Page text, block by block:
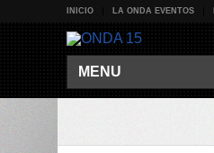
INICIO LA ONDA EVENTOS
MENU